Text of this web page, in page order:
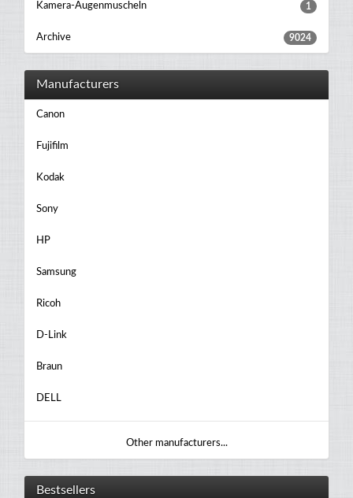
Kamera-Augenmuscheln 1
Archive 9024
Manufacturers
Canon
Fujifilm
Kodak
Sony
HP
Samsung
Ricoh
D-Link
Braun
DELL
Other manufacturers...
Bestsellers